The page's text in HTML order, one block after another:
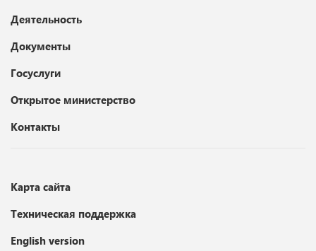
Деятельность
Документы
Госуслуги
Открытое министерство
Контакты
Карта сайта
Техническая поддержка
English version